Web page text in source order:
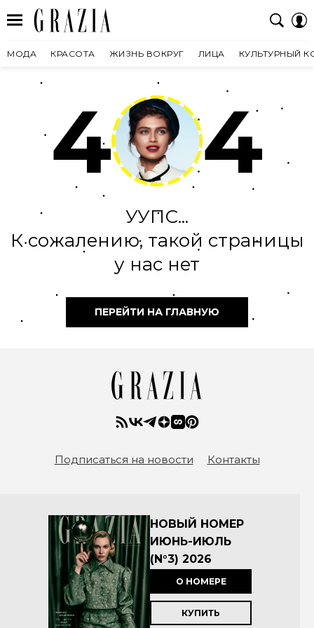
МОДА КРАСОТА ЖИЗНЬ ВОКРУГ ЛИЦА КУЛЬТУРНЫЙ
4 4
УУПС...
К сожалению, такой страницы
у нас нет
ПЕРЕЙТИ НА ГЛАВНУЮ
Подписаться на новости Контакты
НОВЫЙ НОМЕР
ИЮНЬ-ИЮЛЬ
(N°3) 2026
О НОМЕРЕ
КУПИТЬ